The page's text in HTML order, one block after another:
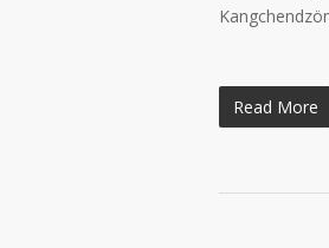
Read More